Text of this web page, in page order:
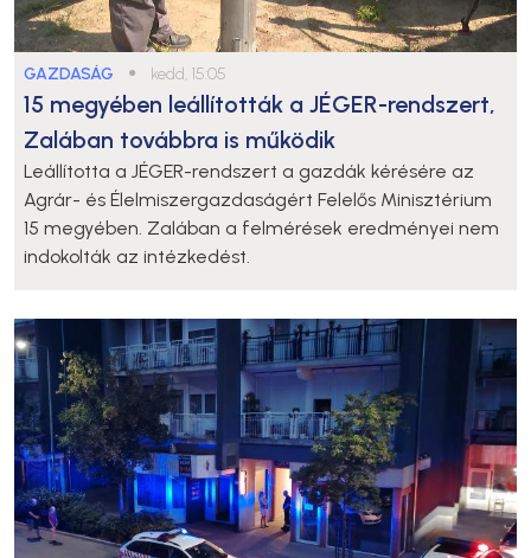
GAZDASÁG ● kedd, 15:05
15 megyében leállították a JÉGER-rendszert,
Zalában továbbra is működik
Leállította a JÉGER-rendszert a gazdák kérésére az
Agrár- és Élelmiszergazdaságért Felelős Minisztérium
15 megyében. Zalában a felmérések eredményei nem
indokolták az intézkedést.